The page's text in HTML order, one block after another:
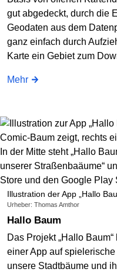
gut abgedeckt, durch die
Geodaten aus dem
ganz einfach durch
Karte ein Gebiet zum
Mehr
Illustration der App „Hallo
Urheber: Thomas Amthor
Hallo Baum
Das Projekt „Hallo
einer App auf
unsere Stadtbäume und